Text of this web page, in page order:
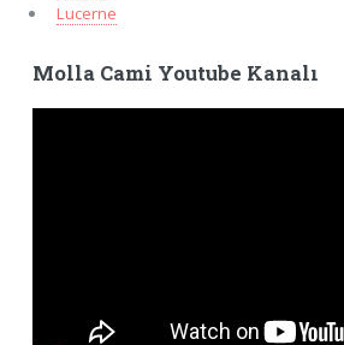
Lucerne
Molla Cami Youtube Kanalı